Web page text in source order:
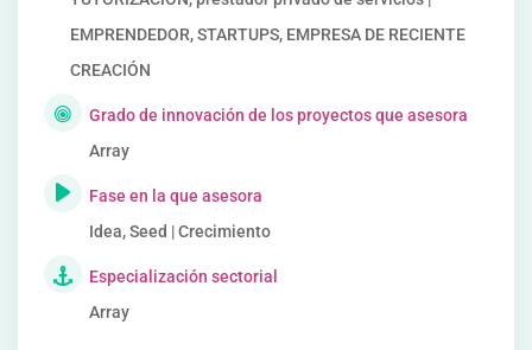
EMPRENDEDOR, STARTUPS, EMPRESA DE RECIENTE
CREACIÓN
Grado de innovación de los proyectos que asesora
Array
Fase en la que asesora
Idea, Seed | Crecimiento
Especialización sectorial
Array